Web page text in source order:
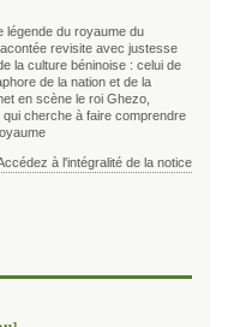
légende du royaume du
revisite avec justesse
la culture béninoise : celui de
de la nation et de la
en scène le roi Ghezo,
cherche à faire comprendre
à l'intégralité de la notice